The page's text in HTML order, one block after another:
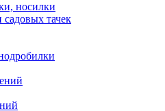
носилки
садовых тачек